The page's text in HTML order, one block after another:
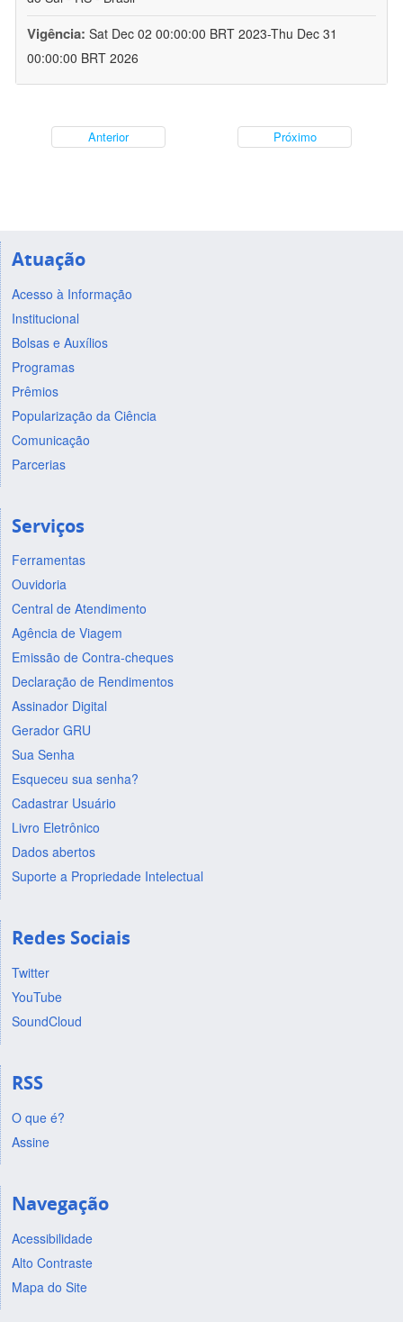
Vigência: Sat Dec 02 00:00:00 BRT 2023-Thu Dec 31
00:00:00 BRT 2026
Anterior Próximo
Atuação
Acesso à Informação
Institucional
Bolsas e Auxílios
Programas
Prêmios
Popularização da Ciência
Comunicação
Parcerias
Serviços
Ferramentas
Ouvidoria
Central de Atendimento
Agência de Viagem
Emissão de Contra-cheques
Declaração de Rendimentos
Assinador Digital
Gerador GRU
Sua Senha
Esqueceu sua senha?
Cadastrar Usuário
Livro Eletrônico
Dados abertos
Suporte a Propriedade Intelectual
Redes Sociais
Twitter
YouTube
SoundCloud
RSS
O que é?
Assine
Navegação
Acessibilidade
Alto Contraste
Mapa do Site